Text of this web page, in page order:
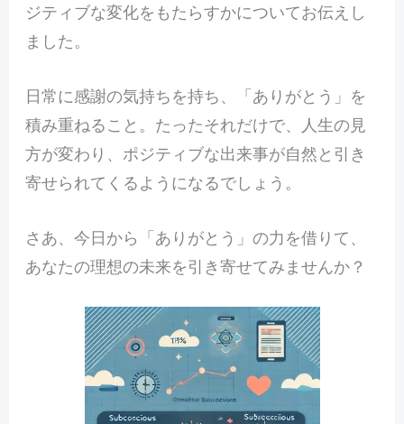
ジティブな変化をもたらすかについてお伝えし
ました。
日常に感謝の気持ちを持ち、「ありがとう」を
積み重ねること。たったそれだけで、人生の見
方が変わり、ポジティブな出来事が自然と引き
寄せられてくるようになるでしょう。
さあ、今日から「ありがとう」の力を借りて、
あなたの理想の未来を引き寄せてみませんか？